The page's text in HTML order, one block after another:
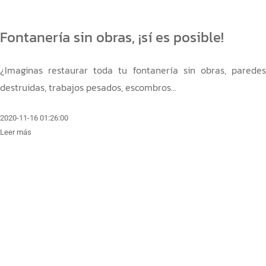
Fontanería sin obras, ¡sí es posible!
¿Imaginas restaurar toda tu fontanería sin obras, paredes
destruidas, trabajos pesados, escombros...
2020-11-16 01:26:00
Leer más